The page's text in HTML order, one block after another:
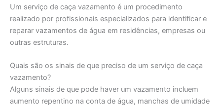
Um serviço de caça vazamento é um procedimento
realizado por profissionais especializados para identificar e
reparar vazamentos de água em residências, empresas ou
outras estruturas.
Quais são os sinais de que preciso de um serviço de caça
vazamento?
Alguns sinais de que pode haver um vazamento incluem
aumento repentino na conta de água, manchas de umidade